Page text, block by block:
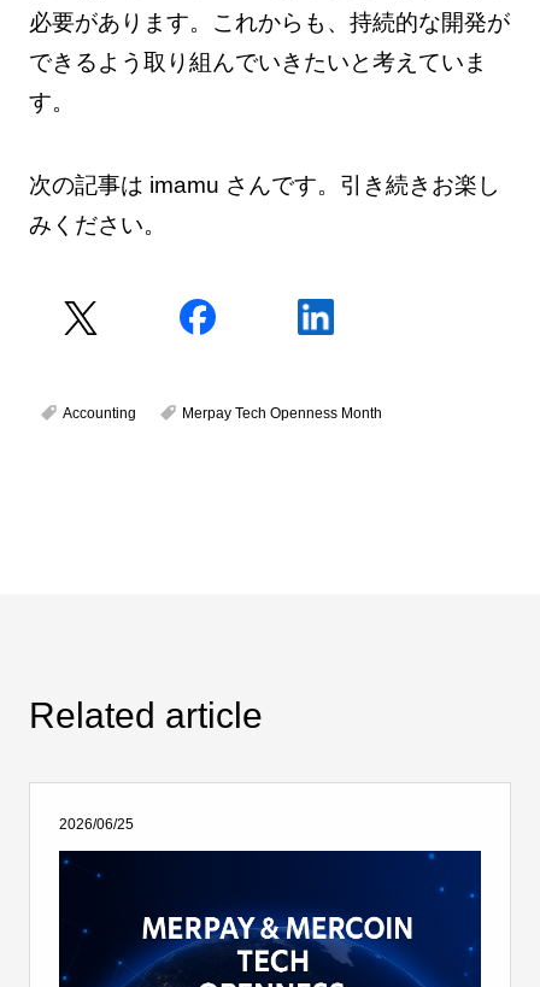
必要があります。これからも、持続的な開発が
できるよう取り組んでいきたいと考えていま
す。
次の記事は imamu さんです。引き続きお楽し
みください。
Accounting Merpay Tech Openness Month
Related article
2026/06/25